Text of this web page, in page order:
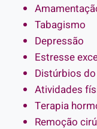
Tabagismo
Depressão
Estresse
Distúrbios
Atividades
Terapia
Remoção